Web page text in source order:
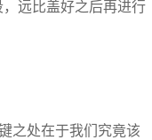
远比盖好之后再进行
之处在于我们究竟该